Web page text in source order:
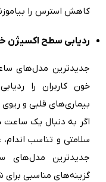
کاهش استرس را
ردیابی سطح اکسیژن
جدیدترین مدل‌های
خون کاربران را
بیماری‌های قلبی و
اگر به دنبال یک ساعت
سلامتی و تناسب
جدیدترین مدل‌های
گزینه‌های مناسبی برای